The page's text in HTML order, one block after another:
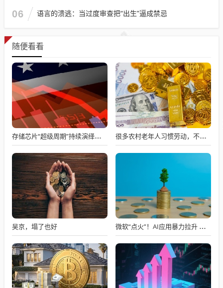
06 语言的溃逃：当过度审查把“出生”逼成禁忌
随便看看
存储芯片“超级周期”持续演绎：三星、SK海力士料将涨价30% 客户开启囤货模式 很多农村老年人习惯劳动，不劳动就会闲出病来
吴京，塌了也好 微软“点火”！AI应用暴力拉升 四巨头订单超2万亿